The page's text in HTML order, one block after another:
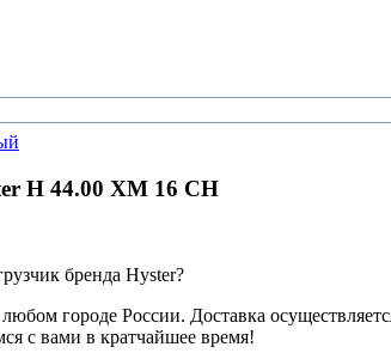
H 44.00 XM 16 CH
бренда Hyster?
городе России. Доставка
с вами в кратчайшее время!